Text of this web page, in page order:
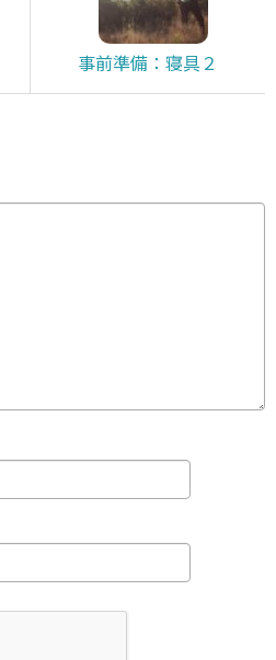
事前準備：寝具２